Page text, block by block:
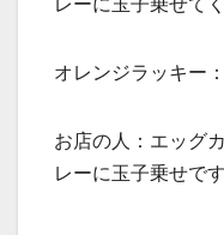
オレンジラッキー
お店の人：エッグ
レーに玉子乗せで